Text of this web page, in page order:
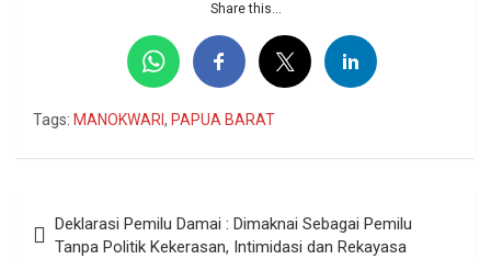
Share this...
Tags: MANOKWARI, PAPUA BARAT
pos
Deklarasi Pemilu Damai : Dimaknai Sebagai Pemilu
Tanpa Politik Kekerasan, Intimidasi dan Rekayasa